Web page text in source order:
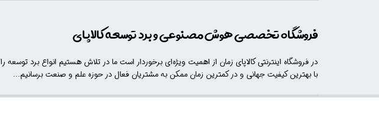
فروشگاه تخصصی هوش مصنوعی و برد توسعه کالاپای
در فروشگاه اینترنتی کالاپای زمان از اهمیت ویژه‌ای برخوردار است ما در تلاش هستیم انواع برد توسعه را
با​​​ بهترین کیفیت جهانی و در کمترین زمان ممکن به مشتریان فعال در حوزه علم و صنعت برسانیم...